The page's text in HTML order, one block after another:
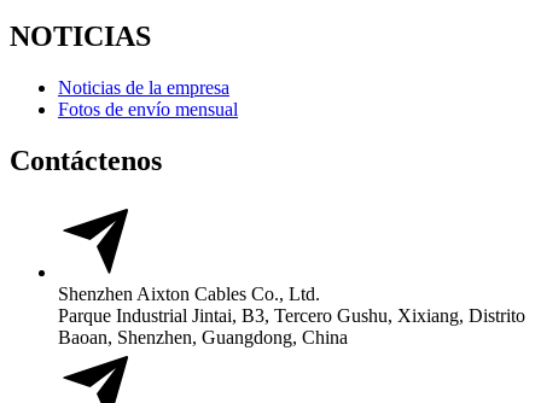
NOTICIAS
Noticias de la empresa
Fotos de envío mensual
Contáctenos
Shenzhen Aixton Cables Co., Ltd.
Parque Industrial Jintai, B3, Tercero Gushu, Xixiang, Distrito
Baoan, Shenzhen, Guangdong, China